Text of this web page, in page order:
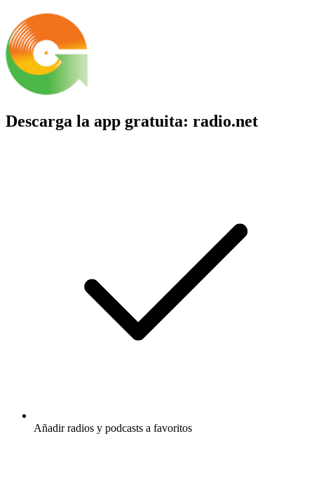
Descarga la app gratuita: radio.net
Añadir radios y podcasts a favoritos